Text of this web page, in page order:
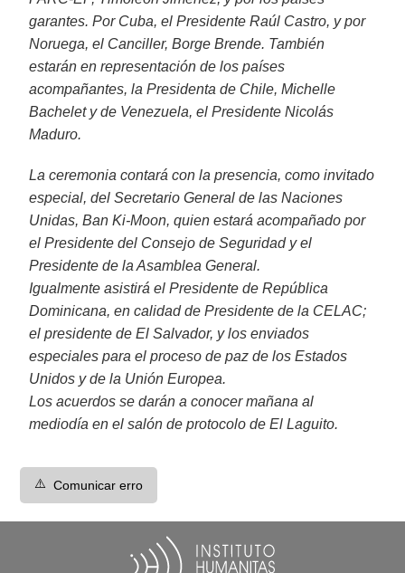
garantes. Por Cuba, el Presidente Raúl Castro, y por
Noruega, el Canciller, Borge Brende. También
estarán en representación de los países
acompañantes, la Presidenta de Chile, Michelle
Bachelet y de Venezuela, el Presidente Nicolás
Maduro.
La ceremonia contará con la presencia, como invitado
especial, del Secretario General de las Naciones
Unidas, Ban Ki-Moon, quien estará acompañado por
el Presidente del Consejo de Seguridad y el
Presidente de la Asamblea General.
Igualmente asistirá el Presidente de República
Dominicana, en calidad de Presidente de la CELAC;
el presidente de El Salvador, y los enviados
especiales para el proceso de paz de los Estados
Unidos y de la Unión Europea.
Los acuerdos se darán a conocer mañana al
mediodía en el salón de protocolo de El Laguito.
⚠️ Comunicar erro